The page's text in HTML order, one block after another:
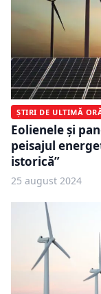
ȘTIRI DE ULTIMĂ
Eolienele și
peisajul
istorică”
25 august 2024